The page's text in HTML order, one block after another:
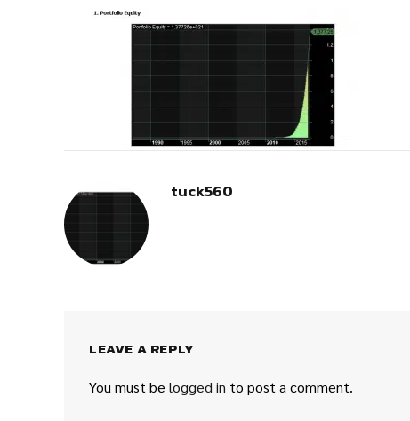
tuck560
LEAVE A REPLY
You must be logged in to post a comment.